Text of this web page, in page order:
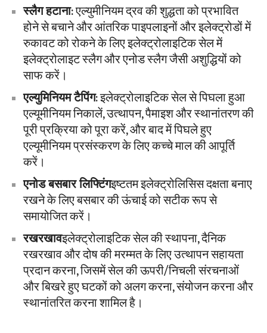
स्लैग हटाना: एल्युमीनियम द्रव की शुद्धता को प्रभावित
होने से बचाने और आंतरिक पाइपलाइनों और इलेक्ट्रोडों में
रुकावट को रोकने के लिए इलेक्ट्रोलाइटिक सेल में
इलेक्ट्रोलाइट स्लैग और एनोड स्लैग जैसी अशुद्धियों को
साफ करें।
एल्युमिनियम टैपिंग: इलेक्ट्रोलाइटिक सेल से पिघला हुआ
एल्यूमीनियम निकालें, उत्थापन, पैमाइश और स्थानांतरण की
पूरी प्रक्रिया को पूरा करें, और बाद में पिघले हुए
एल्यूमीनियम प्रसंस्करण के लिए कच्चे माल की आपूर्ति
करें।
एनोड बसबार लिफ्टिंगइष्टतम इलेक्ट्रोलिसिस दक्षता बनाए
रखने के लिए बसबार की ऊंचाई को सटीक रूप से
समायोजित करें।
रखरखावइलेक्ट्रोलाइटिक सेल की स्थापना, दैनिक
रखरखाव और दोष की मरम्मत के लिए उत्थापन सहायता
प्रदान करना, जिसमें सेल की ऊपरी/निचली संरचनाओं
और बिखरे हुए घटकों को अलग करना, संयोजन करना और
स्थानांतरित करना शामिल है।